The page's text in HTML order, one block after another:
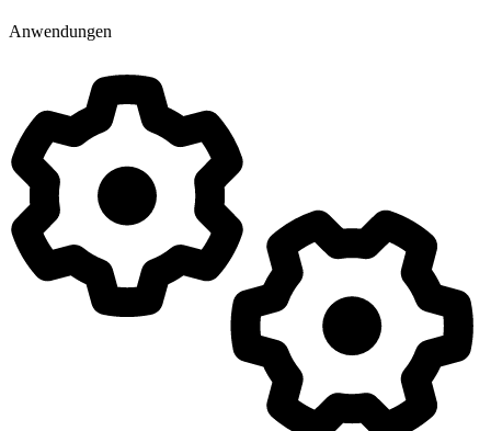
Anwendungen